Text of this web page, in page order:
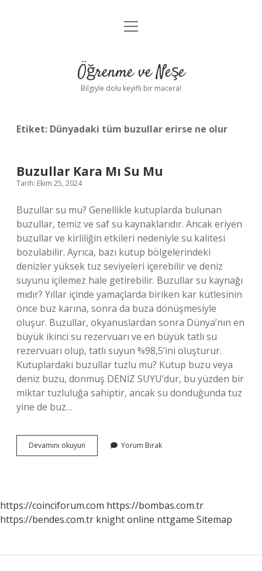
Anasayfa
Yasal Uyarı
menüyü
Öğrenme ve Neşe
Bilgiyle dolu keyifli bir macera!
Etiket: Dünyadaki tüm buzullar erirse ne olur
Buzullar Kara Mı Su Mu
Tarih: Ekim 25, 2024
Buzullar su mu? Genellikle kutuplarda bulunan
buzullar, temiz ve saf su kaynaklarıdır. Ancak eriyen
buzullar ve kirliliğin etkileri nedeniyle su kalitesi
bozulabilir. Ayrıca, bazı kutup bölgelerindeki
denizler yüksek tuz seviyeleri içerebilir ve deniz
suyunu içilemez hale getirebilir. Buzullar su kaynağı
mıdır? Yıllar içinde yamaçlarda biriken kar kütlesinin
önce buz karına, sonra da buza dönüşmesiyle
oluşur. Buzullar, okyanuslardan sonra Dünya’nın en
büyük ikinci su rezervuarı ve en büyük tatlı su
rezervuarı olup, tatlı suyun %98,5’ini oluşturur.
Kutuplardaki buzullar tuzlu mu? Kutup buzu veya
deniz buzu, donmuş DENİZ SUYU’dur, bu yüzden bir
miktar tuzluluğa sahiptir, ancak su donduğunda tuz
yine de buz…
Devamını okuyun Buzullar
Kara
Yorum Bırak
https://coinciforum.com https://bombas.com.tr
https://bendes.com.tr knight online nttgame Sitemap